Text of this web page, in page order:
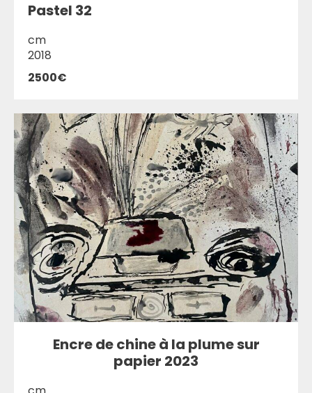
Pastel 32
cm
2018
2500€
Encre de chine à la plume sur
papier 2023